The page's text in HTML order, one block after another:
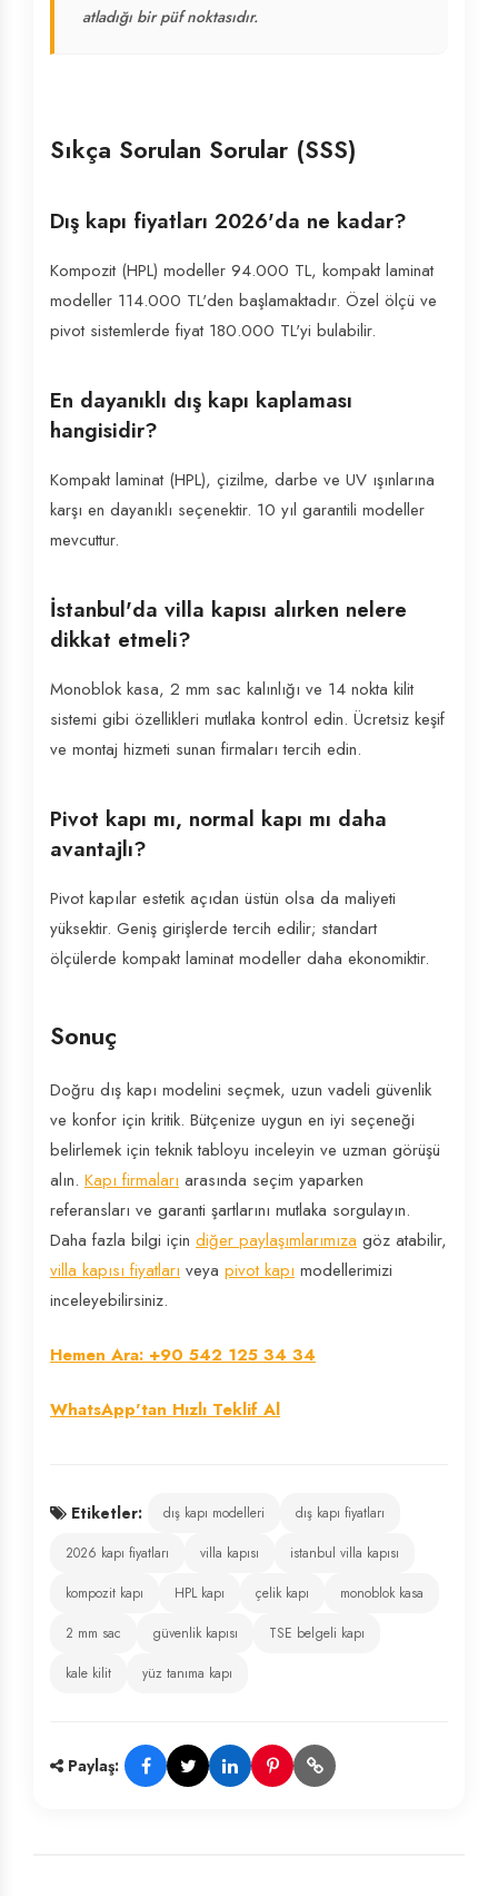
atladığı bir püf noktasıdır.
Sıkça Sorulan Sorular (SSS)
Dış kapı fiyatları 2026'da ne kadar?
Kompozit (HPL) modeller 94.000 TL, kompakt laminat
modeller 114.000 TL'den başlamaktadır. Özel ölçü ve
pivot sistemlerde fiyat 180.000 TL'yi bulabilir.
En dayanıklı dış kapı kaplaması
hangisidir?
Kompakt laminat (HPL), çizilme, darbe ve UV ışınlarına
karşı en dayanıklı seçenektir. 10 yıl garantili modeller
mevcuttur.
İstanbul'da villa kapısı alırken nelere
dikkat etmeli?
Monoblok kasa, 2 mm sac kalınlığı ve 14 nokta kilit
sistemi gibi özellikleri mutlaka kontrol edin. Ücretsiz keşif
ve montaj hizmeti sunan firmaları tercih edin.
Pivot kapı mı, normal kapı mı daha
avantajlı?
Pivot kapılar estetik açıdan üstün olsa da maliyeti
yüksektir. Geniş girişlerde tercih edilir; standart
ölçülerde kompakt laminat modeller daha ekonomiktir.
Sonuç
Doğru dış kapı modelini seçmek, uzun vadeli güvenlik
ve konfor için kritik. Bütçenize uygun en iyi seçeneği
belirlemek için teknik tabloyu inceleyin ve uzman görüşü
alın. Kapı firmaları arasında seçim yaparken
referansları ve garanti şartlarını mutlaka sorgulayın.
Daha fazla bilgi için diğer paylaşımlarımıza göz atabilir,
villa kapısı fiyatları veya pivot kapı modellerimizi
inceleyebilirsiniz.
Hemen Ara: +90 542 125 34 34
WhatsApp'tan Hızlı Teklif Al
Etiketler: dış kapı modelleri
dış kapı fiyatları
2026 kapı fiyatları
villa kapısı
istanbul villa kapısı
kompozit kapı
HPL kapı çelik kapı
monoblok kasa
2 mm sac
güvenlik kapısı
TSE belgeli kapı
kale kilit
yüz tanıma kapı
Paylaş: